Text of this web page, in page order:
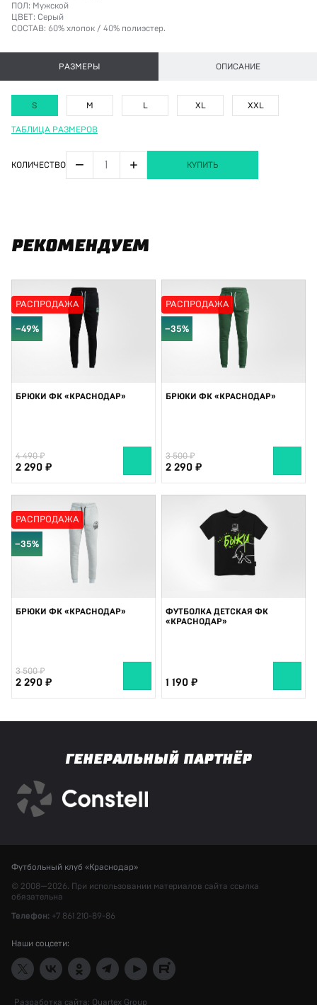
ПОЛ: Мужской
ЦВЕТ: Серый
СОСТАВ: 60% хлопок / 40% полиэстер.
РАЗМЕРЫ ОПИСАНИЕ
S M L XL XXL
ТАБЛИЦА РАЗМЕРОВ
КОЛИЧЕСТВО − + КУПИТЬ
РЕКОМЕНДУЕМ
РАСПРОДАЖА
−49%
БРЮКИ ФК «КРАСНОДАР»
4 490
2 290
РАСПРОДАЖА
−35%
БРЮКИ ФК «КРАСНОДАР»
3 500
2 290
РАСПРОДАЖА
−35%
БРЮКИ ФК «КРАСНОДАР»
3 500
2 290
ФУТБОЛКА ДЕТСКАЯ ФК
«КРАСНОДАР»
1 190
ГЕНЕРАЛЬНЫЙ ПАРТНЁР
Футбольный клуб «Краснодар»
© 2008—2026. При использовании материалов сайта ссылка
обязательна
Телефон: +7 861 210-89-86
Наши соцсети:
Разработка сайта: Quartex Group